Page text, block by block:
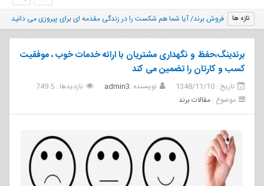
تازه ها |
برندینگ،حفظ و نگهداری مشتریان با ارائه خدمات خوب ، موفقیت
کسب و کارتان را تضمین می کند
تاریخ : 1348/11/10 نویسنده :admin3
بازدیدها : 5 749
موضوع : مقالات برند